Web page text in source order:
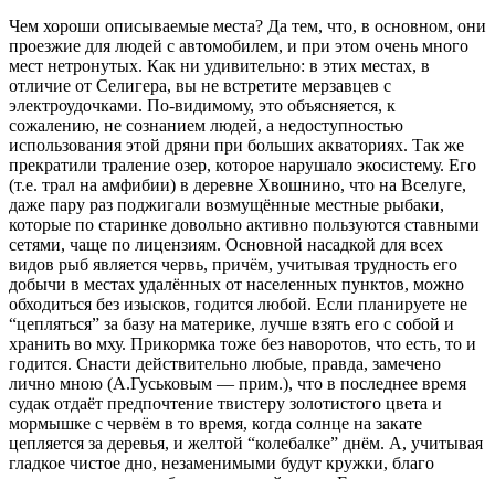
Чем хороши описываемые места? Да тем, что, в основном, они
проезжие для людей с автомобилем, и при этом очень много
мест нетронутых. Как ни удивительно: в этих местах, в
отличие от Селигера, вы не встретите мерзавцев с
электроудочками. По-видимому, это объясняется, к
сожалению, не сознанием людей, а недоступностью
использования этой дряни при больших акваториях. Так же
прекратили траление озер, которое нарушало экосистему. Его
(т.е. трал на амфибии) в деревне Хвошнино, что на Вселуге,
даже пару раз поджигали возмущённые местные рыбаки,
которые по старинке довольно активно пользуются ставными
сетями, чаще по лицензиям. Основной насадкой для всех
видов рыб является червь, причём, учитывая трудность его
добычи в местах удалённых от населенных пунктов, можно
обходиться без изысков, годится любой. Если планируете не
“цепляться” за базу на материке, лучше взять его с собой и
хранить во мху. Прикормка тоже без наворотов, что есть, то и
годится. Снасти действительно любые, правда, замечено
лично мною (А.Гуськовым — прим.), что в последнее время
судак отдаёт предпочтение твистеру золотистого цвета и
мормышке с червём в то время, когда солнце на закате
цепляется за деревья, и желтой “колебалке” днём. А, учитывая
гладкое чистое дно, незаменимыми будут кружки, благо